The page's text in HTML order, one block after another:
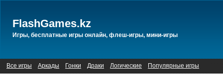
FlashGames.kz
Игры, бесплатные игры онлайн, флеш-игры, мини-игры
Все игры Аркады Гонки Драки Логические Популярные игры